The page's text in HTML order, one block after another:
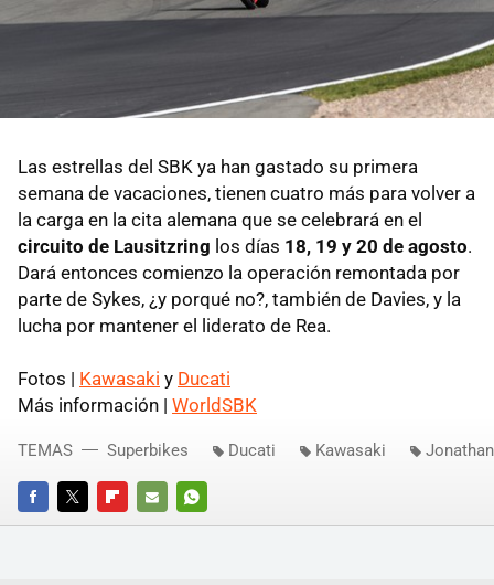
Las estrellas del SBK ya han gastado su primera
semana de vacaciones, tienen cuatro más para volver a
la carga en la cita alemana que se celebrará en el
circuito de Lausitzring los días 18, 19 y 20 de agosto.
Dará entonces comienzo la operación remontada por
parte de Sykes, ¿y porqué no?, también de Davies, y la
lucha por mantener el liderato de Rea.
Fotos | Kawasaki y Ducati
Más información | WorldSBK
FACEBOOKTWITTERFLIPBOARD
E-
WHATSAPP
TEMAS Superbikes Ducati Kawasaki